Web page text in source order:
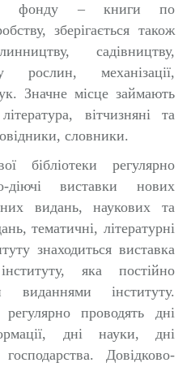
фонду – книги по
зберігається також
садівництву,
рослин, механізації,
Значне місце займають
вітчизняні та
словники.
бібліотеки регулярно
діючі виставки нових
видань, наукових та
тематичні, літературні
знаходиться виставка
яка постійно
виданнями інституту.
проводять дні
дні науки, дні
господарства. Довідково-